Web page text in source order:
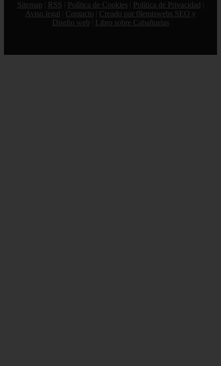
Sitemap
RSS Política de Cookies Política de Privacidad
Aviso legal
Contacto
Creado por 0lemiswebs SEO y
Diseño web
Libro sobre Cabañuelas